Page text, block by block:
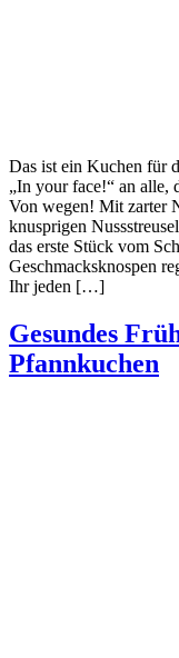
Das ist ein Kuchen für
„In your face!“ an alle,
Von wegen! Mit zarter
knusprigen
das erste Stück vom
Geschmacksknospen
Ihr jeden […]
Gesundes
Pfannkuchen